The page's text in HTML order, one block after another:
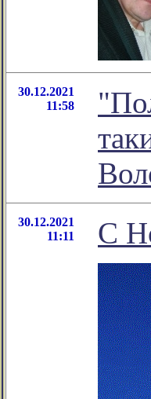
30.12.2021
11:58
30.12.2021
11:11
С